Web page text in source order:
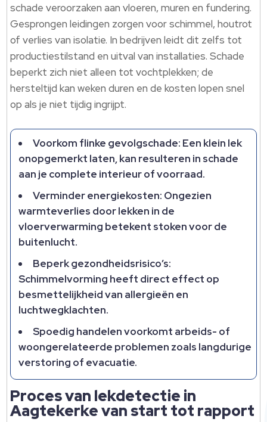
schade veroorzaken aan vloeren, muren en fundering.​
Gesprongen leidingen zorgen voor schimmel, houtrot
of verlies van isolatie.​ In bedrijven leidt dit zelfs tot
productiestilstand en uitval van installaties.​ Schade
beperkt zich niet alleen tot vochtplekken; de
hersteltijd kan weken duren en de kosten lopen snel
op als je niet tijdig ingrijpt.​
Voorkom flinke gevolgschade: Een klein lek
onopgemerkt laten, kan resulteren in schade
aan je complete interieur of voorraad.​
Verminder energiekosten: Ongezien
warmteverlies door lekken in de
vloerverwarming betekent stoken voor de
buitenlucht.​
Beperk gezondheidsrisico’s:
Schimmelvorming heeft direct effect op
besmettelijkheid van allergieën en
luchtwegklachten.​
Spoedig handelen voorkomt arbeids- of
woongerelateerde problemen zoals langdurige
verstoring of evacuatie.​
Proces van lekdetectie in
Aagtekerke van start tot rapport